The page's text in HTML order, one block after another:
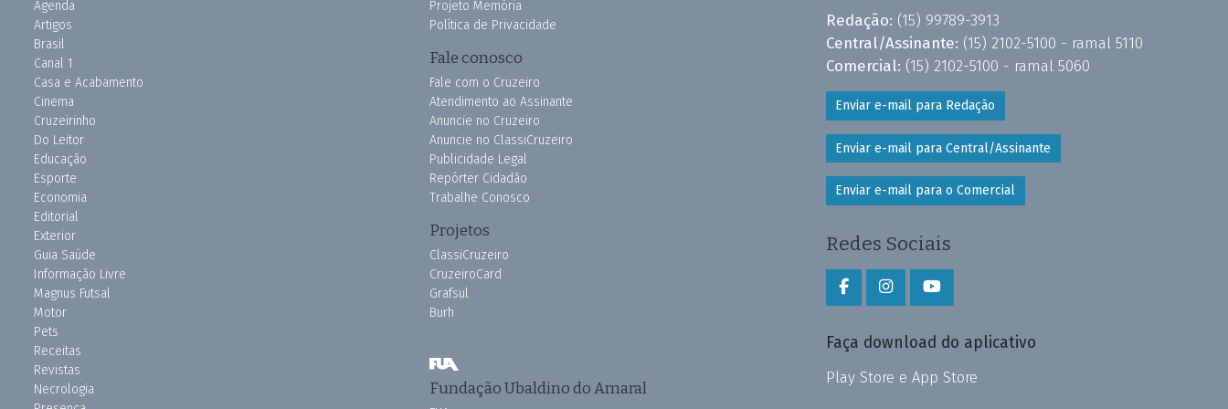
Agenda
Artigos
Brasil
Canal 1
Casa e Acabamento
Cinema
Cruzeirinho
Do Leitor
Educação
Esporte
Economia
Editorial
Exterior
Guia Saúde
Informação Livre
Magnus Futsal
Motor
Pets
Receitas
Revistas
Necrologia
Projeto Memória
Política de Privacidade
Fale conosco
Fale com o Cruzeiro
Atendimento ao Assinante
Anuncie no Cruzeiro
Anuncie no ClassiCruzeiro
Publicidade Legal
Repórter Cidadão
Trabalhe Conosco
Projetos
ClassiCruzeiro
CruzeiroCard
Grafsul
Burh
Fundação Ubaldino do Amaral
Redação: (15) 99789-3913
Central/Assinante: (15) 2102-5100 - ramal 5110
Comercial: (15) 2102-5100 - ramal 5060
Enviar e-mail para Redação
Enviar e-mail para Central/Assinante
Enviar e-mail para o Comercial
Redes Sociais
Faça download do aplicativo
Play Store e App Store